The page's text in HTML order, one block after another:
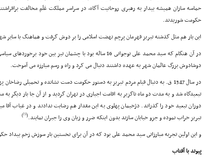
حماسه سازان همیشه بیدار به رهبرى روحانیت آگاه، در سراسر مملکت عَلَم مخالفت
حکومت شوریدند.
این بار هم مثل گذشته تبریز قهرمان پرچم نهضت اسلامى را بر دوش گرفت و هماهنگ با سایر
در آن هنگام که سید محمد على نوجوانى 16 ساله بود با چشمان تیز
دوشادوش بزرگ عالمان شهر به عهده داشتند دنبال مى کرد و راه و رسم مبارزه مى آموخت.
در سال 1347 ق. به دنبال قیام مردم تبریز به دستور حکومت دست نشانده و تحمیلى
تبعیدگاه شد و به مدت دو ماه ناگزیر به اقامت اجبارى در تهران گردید و از آن جا بار دیگر
دوران تبعید خود را گذراند. دژخیمان پهلوى به این مقدار هم رضایت ندادند و در غیاب آقا
تبریز خراب نموده و جزو خیابان سازند بدون اینکه ضرر و زیان وى را جبران نمایند.(
[5]
)
و این اولین تجربه مبارزاتى سید محمد على بود که در آن براى نخستین بار سوزش زخم
پیوند با آفتاب